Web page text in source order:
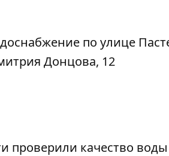
по улице
Донцова, 12
проверили качество